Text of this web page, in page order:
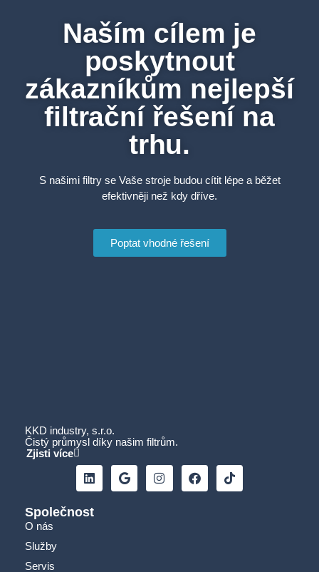
Naším cílem je
poskytnout
zákazníkům nejlepší
filtrační řešení na
trhu.
S našimi filtry se Vaše stroje budou cítit lépe a běžet
efektivněji než kdy dříve.
Poptat vhodné řešení
KKD industry, s.r.o.
Čistý průmysl díky našim filtrům.
Zjisti více
Společnost
O nás
Služby
Servis